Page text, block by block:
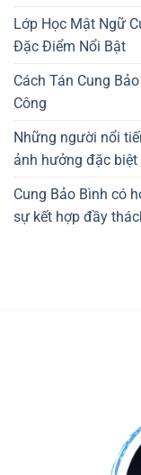
Lớp Học Mật Ngữ
Đặc Điểm Nổi Bật
Cách Tán Cung
Công
Những người nổi
ảnh hưởng đặc biệt
Cung Bảo Bình có
sự kết hợp đầy